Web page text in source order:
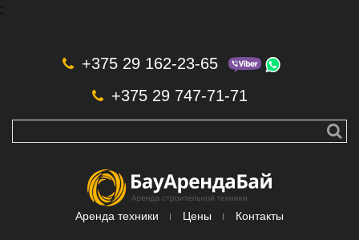
;
+375 29 162-23-65
+375 29 747-71-71
Аренда техники Цены Контакты